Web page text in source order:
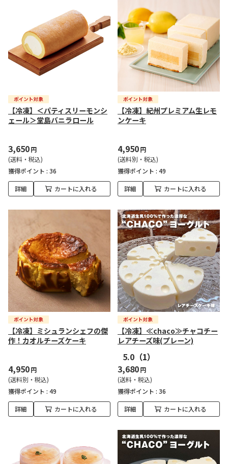
【冷凍】＜パティスリーモンシ
ェール＞堂島バニラロール
3,650円
(送料・税込)
獲得ポイント : 36
詳細 カートに入れる
【冷凍】紀州プレミアム生レモ
ンケーキ
4,950円
(送料別・税込)
獲得ポイント : 49
詳細 カートに入れる
【冷凍】ミシュランシェフの傑
作！カオルチーズケーキ
4,950円
(送料別・税込)
獲得ポイント : 49
詳細 カートに入れる
【冷凍】≪chaco≫チャコチー
レアチーズ味(プレーン)
5.0 （1）
3,680円
(送料・税込)
獲得ポイント : 36
詳細 カートに入れる